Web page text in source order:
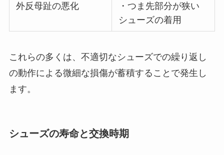
外反母趾の悪化
・つま先部分が狭い
シューズの着用
これらの多くは、不適切なシューズでの繰り返し
の動作による微細な損傷が蓄積することで発生し
ます。
シューズの寿命と交換時期